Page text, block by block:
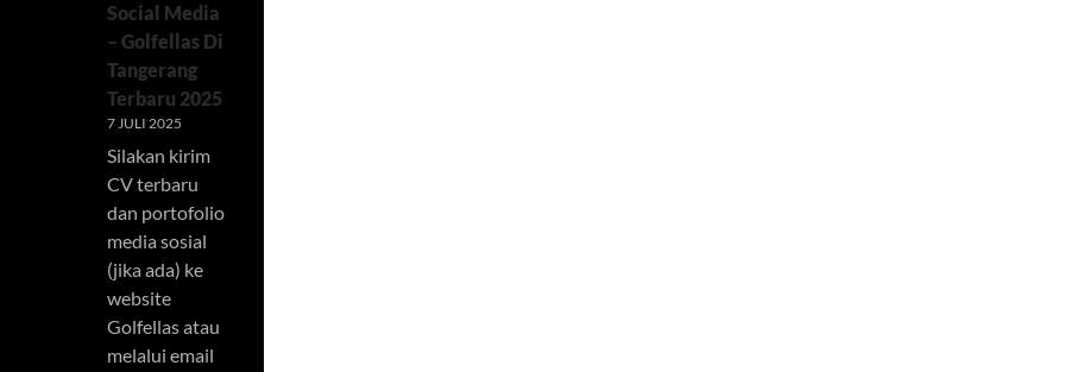
Social Media
– Golfellas Di
Tangerang
Terbaru 2025
7 JULI 2025
Silakan kirim
CV terbaru
dan portofolio
media sosial
(jika ada) ke
website
Golfellas atau
melalui email